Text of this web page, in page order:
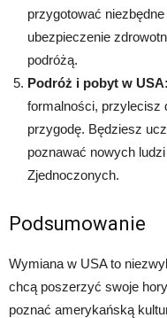
przygotować
ubezpieczenie
podróżą.
Podróż i pobyt w USA:
formalności, przylecisz
przygodę. Będziesz
poznawać nowych
Zjednoczonych.
Podsumowanie
Wymiana w USA to
chcą poszerzyć swoje
poznać amerykańską